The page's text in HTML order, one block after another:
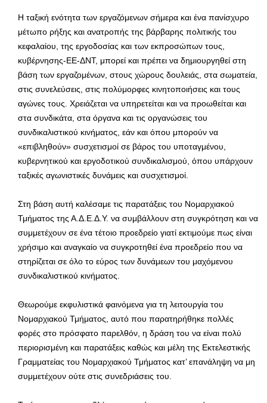
Η ταξική ενότητα των εργαζόμενων σήμερα και ένα πανίσχυρο
μέτωπο ρήξης και ανατροπής της βάρβαρης πολιτικής του
κεφαλαίου, της εργοδοσίας και των εκπροσώπων τους,
κυβέρνησης-ΕΕ-ΔΝΤ, μπορεί και πρέπει να δημιουργηθεί στη
βάση των εργαζομένων, στους χώρους δουλειάς, στα σωματεία,
στις συνελεύσεις, στις πολύμορφες κινητοποιήσεις και τους
αγώνες τους. Χρειάζεται να υπηρετείται και να προωθείται και
στα συνδικάτα, στα όργανα και τις οργανώσεις του
συνδικαλιστικού κινήματος, εάν και όπου μπορούν να
«επιβληθούν» συσχετισμοί σε βάρος του υποταγμένου,
κυβερνητικού και εργοδοτικού συνδικαλισμού, όπου υπάρχουν
ταξικές αγωνιστικές δυνάμεις και συσχετισμοί.
Στη βάση αυτή καλέσαμε τις παρατάξεις του Νομαρχιακού
Τμήματος της Α.Δ.Ε.Δ.Υ. να συμβάλλουν στη συγκρότηση και να
συμμετέχουν σε ένα τέτοιο προεδρείο γιατί εκτιμούμε πως είναι
χρήσιμο και αναγκαίο να συγκροτηθεί ένα προεδρείο που να
στηρίζεται σε όλο το εύρος των δυνάμεων του μαχόμενου
συνδικαλιστικού κινήματος.
Θεωρούμε εκφυλιστικά φαινόμενα για τη λειτουργία του
Νομαρχιακού Τμήματος, αυτό που παρατηρήθηκε πολλές
φορές στο πρόσφατο παρελθόν, η δράση του να είναι πολύ
περιορισμένη και παρατάξεις καθώς και μέλη της Εκτελεστικής
Γραμματείας του Νομαρχιακού Τμήματος κατ’ επανάληψη να μη
συμμετέχουν ούτε στις συνεδριάσεις του.